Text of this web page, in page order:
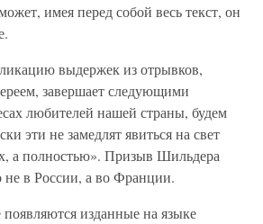
имея перед собой весь текст, он
выдержек из отрывков,
завершает следующими
любителей нашей страны, будем
эти не замедлят явиться на свет
а полностью». Призыв Шильдера
в России, а во Франции.
изданные на языке